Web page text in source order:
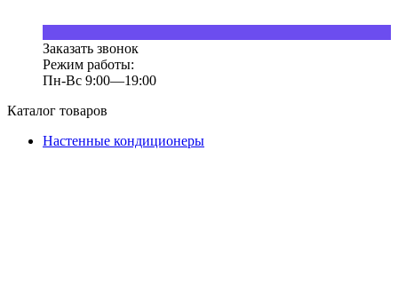
Заказать звонок
Режим работы:
Пн-Вс 9:00—19:00
Каталог товаров
Настенные кондиционеры